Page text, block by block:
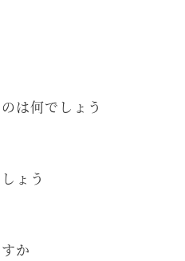
は何でしょう
ょう
か